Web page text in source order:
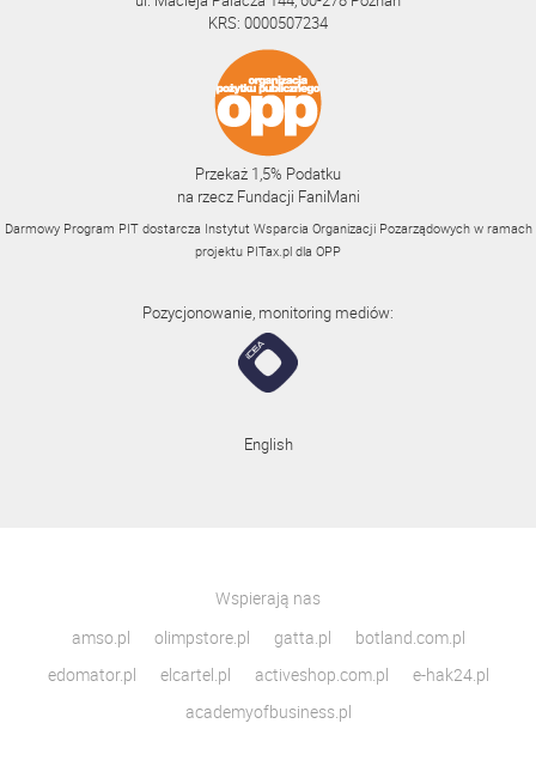
KRS: 0000507234
Przekaż 1,5% Podatku
na rzecz Fundacji FaniMani
Darmowy Program PIT dostarcza Instytut Wsparcia Organizacji Pozarządowych w ramach
projektu PITax.pl dla OPP
Pozycjonowanie, monitoring mediów:
English
Wspierają nas
amso.pl
olimpstore.pl gatta.pl
botland.com.pl
edomator.pl
elcartel.pl activeshop.com.pl
e-hak24.pl
academyofbusiness.pl